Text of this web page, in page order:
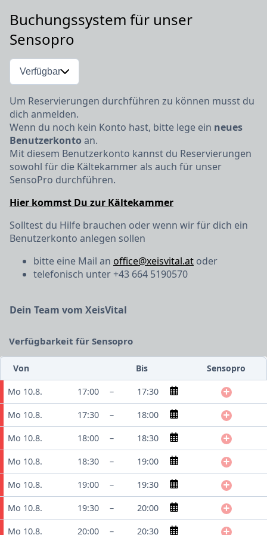
Buchungssystem für unser
Sensopro
Verfügbar
Um Reservierungen durchführen zu können musst du
dich anmelden.
Wenn du noch kein Konto hast, bitte lege ein neues
Benutzerkonto an.
Mit diesem Benutzerkonto kannst du Reservierungen
sowohl für die Kältekammer als auch für unser
SensoPro durchführen.
Hier kommst Du zur Kältekammer
Solltest du Hilfe brauchen oder wenn wir für dich ein
Benutzerkonto anlegen sollen
bitte eine Mail an office@xeisvital.at oder
telefonisch unter +43 664 5190570
Dein Team vom XeisVital
Verfügbarkeit für Sensopro
Von Bis Sensopro
Mo 10.8. 17:00 – 17:30
Mo 10.8. 17:30 – 18:00
Mo 10.8. 18:00 – 18:30
Mo 10.8. 18:30 – 19:00
Mo 10.8. 19:00 – 19:30
Mo 10.8. 19:30 – 20:00
Mo 10.8. 20:00 – 20:30